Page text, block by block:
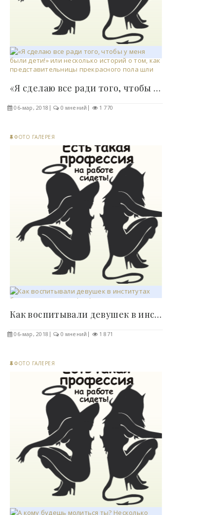
«Я сделаю все ради того, чтобы у меня были дети!»..
06-мар, 2018 0 мнений 1 770
ФОТО ГАЛЕРЕЯ
Как воспитывали девушек в институтах благородных..
06-мар, 2018 0 мнений 1 871
ФОТО ГАЛЕРЕЯ